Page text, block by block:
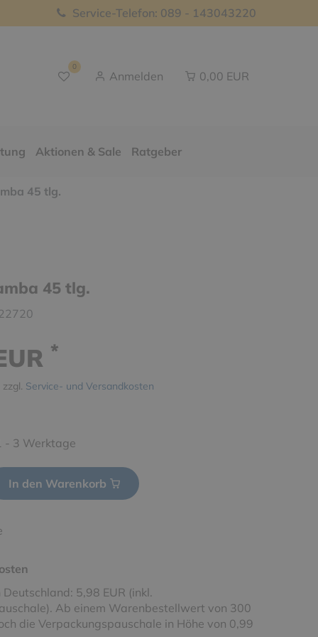
Service-Telefon: 089 - 143043220
0
Anmelden 0,00 EUR
Aktionen & Sale Ratgeber
45 tlg.
45 tlg.
*
Service- und Versandkosten
- 3 Werktage
In den Warenkorb
5,98 EUR (inkl.
Ab einem Warenbestellwert von 300
die Verpackungspauschale in Höhe von 0,99